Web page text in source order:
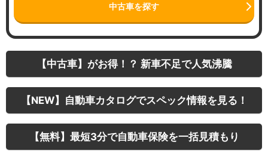
中古車を探す
【中古車】がお得！？ 新車不足で人気沸騰
【NEW】自動車カタログでスペック情報を見る！
【無料】最短3分で自動車保険を一括見積もり